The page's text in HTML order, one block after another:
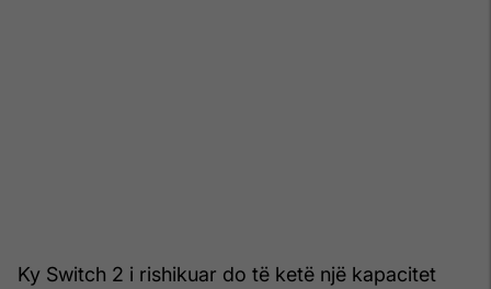
Ky Switch 2 i rishikuar do të ketë një kapacitet